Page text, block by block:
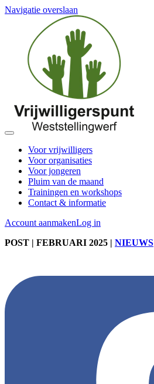
Navigatie overslaan
Voor vrijwilligers
Voor organisaties
Voor jongeren
Pluim van de maand
Trainingen en workshops
Contact & informatie
Account aanmakenLog in
POST | FEBRUARI 2025 | NIEUWS